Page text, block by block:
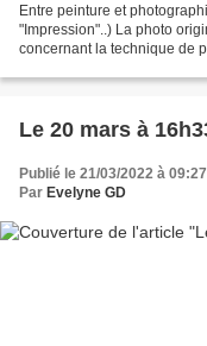
Entre peinture et
"Impression"..) La photo
concernant la technique de
Le 20 mars à
Publié le 21/03/2022 à 09:27
Par Evelyne GD